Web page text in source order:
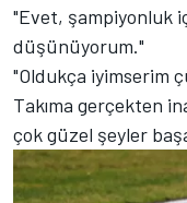
"Evet, şampiyonluk
düşünüyorum."
"Oldukça iyimserim
Takıma gerçekten
çok güzel şeyler